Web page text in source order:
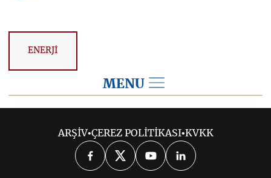
ENERJİ
MENU
2026 2024 2023
ARŞİV•ÇEREZ POLİTİKASI•KVKK